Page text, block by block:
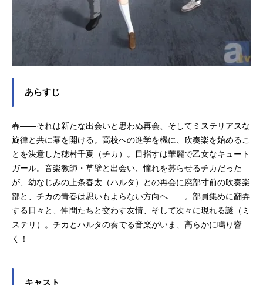
池信孝撮影監督：若林優色彩設計：
水田信子3D監督：春田幸祐メイン3D
あらすじ
春――それは新たな出会いと思わぬ再会、そしてミステリアスな
旋律と共に幕を開ける。高校への進学を機に、吹奏楽を始めるこ
とを決意した穂村千夏（チカ）。目指すは華麗で乙女なキュート
ガール。音楽教師・草壁と出会い、憧れを募らせるチカだった
が、幼なじみの上条春太（ハルタ）との再会に廃部寸前の吹奏楽
部と、チカの青春は思いもよらない方向へ……。部員集めに翻弄
する日々と、仲間たちと交わす友情、そして次々に現れる謎（ミ
ステリ）。チカとハルタの奏でる音楽がいま、高らかに鳴り響
く！
キャスト